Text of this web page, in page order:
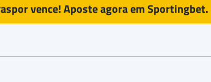
vence! Aposte agora emSportingbet.